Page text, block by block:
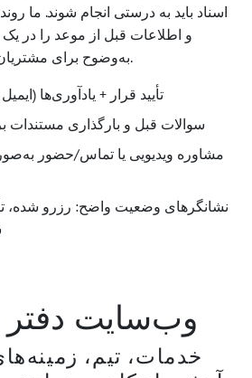
اسناد باید به درستی انجام شوند. ما
و اطلاعات قبل از موعد را در یک
به‌وضوح برای مشتریان، کارآمد برای تیم شما.
تأیید قرار + یادآوری‌ها
سوالات قبل و بارگذاری مستندات
مشاوره ویدیویی یا تماس/حضور
نشانگرهای وضعیت واضح: رزرو شده،
وب‌سایت
خدمات، تیم،